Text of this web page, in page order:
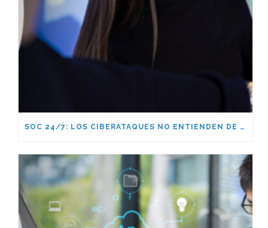
SOC 24/7: LOS CIBERATAQUES NO ENTIENDEN DE HORARIOS